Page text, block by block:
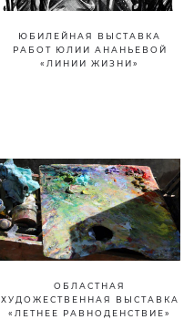
ЮБИЛЕЙНАЯ ВЫСТАВКА
РАБОТ ЮЛИИ АНАНЬЕВОЙ
«ЛИНИИ ЖИЗНИ»
ОБЛАСТНАЯ
ХУДОЖЕСТВЕННАЯ ВЫСТАВКА
«ЛЕТНЕЕ РАВНОДЕНСТВИЕ»